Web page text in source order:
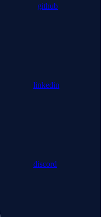
github
linkedin
discord